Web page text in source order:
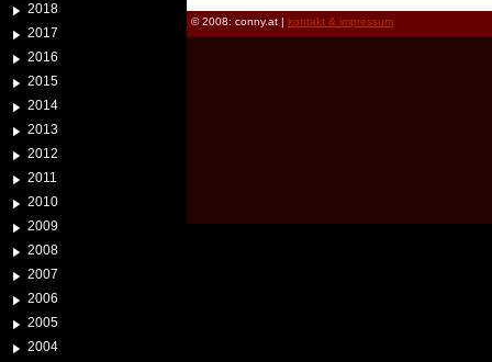
2018
2017
2016
2015
2014
2013
2012
2011
2010
2009
2008
2007
2006
2005
2004
© 2008: conny.at | kontakt & impressum